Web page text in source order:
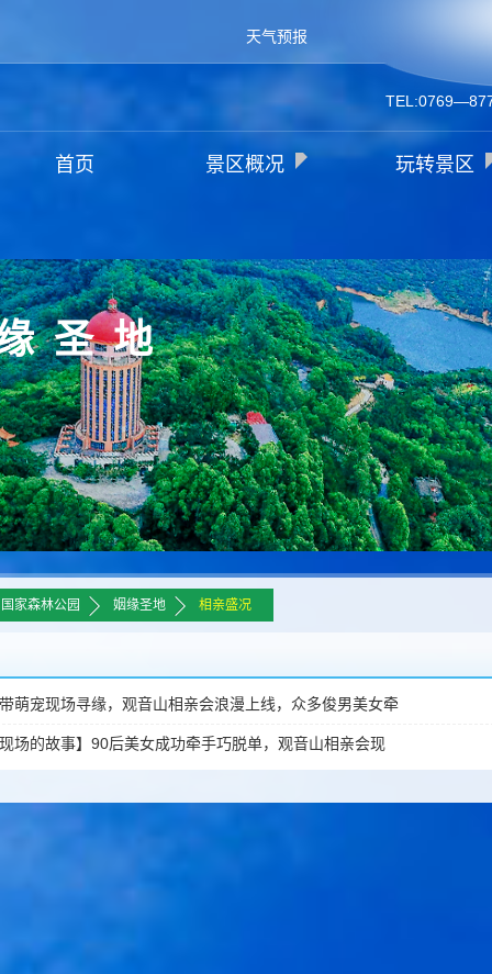
天气预报
首页 景区概况 玩转景区
圣地
家森林公园 >> 姻缘圣地 >> 相亲盛况
萌宠现场寻缘，观音山相亲会浪漫上线，众多俊男美女牵
场的故事】90后美女成功牵手巧脱单，观音山相亲会现